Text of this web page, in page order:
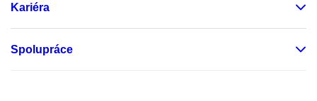
Kariéra
Spolupráce